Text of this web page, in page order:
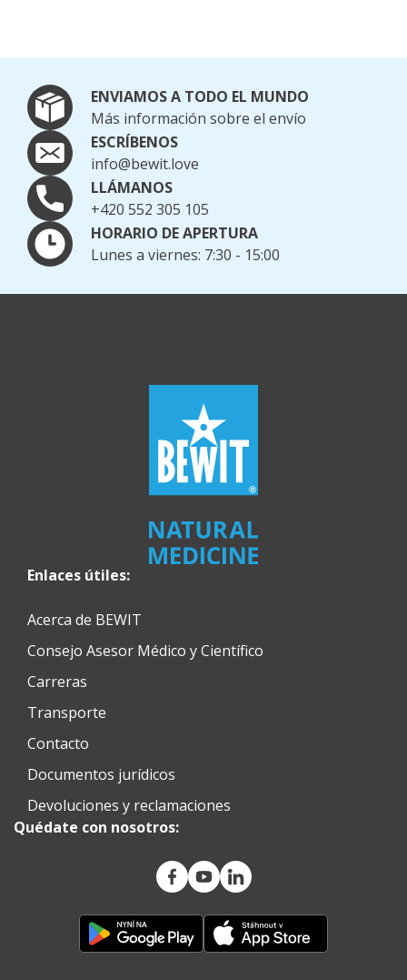
ENVIAMOS A TODO EL MUNDO
Más información sobre el envío
ESCRÍBENOS
info@bewit.love
LLÁMANOS
+420 552 305 105
HORARIO DE APERTURA
Lunes a viernes: 7:30 - 15:00
Enlaces útiles:
Acerca de BEWIT
Consejo Asesor Médico y Científico
Carreras
Transporte
Contacto
Documentos jurídicos
Devoluciones y reclamaciones
Quédate con nosotros: